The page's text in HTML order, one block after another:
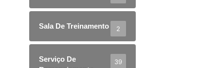
Sala De Treinamento 2
Serviço De
39